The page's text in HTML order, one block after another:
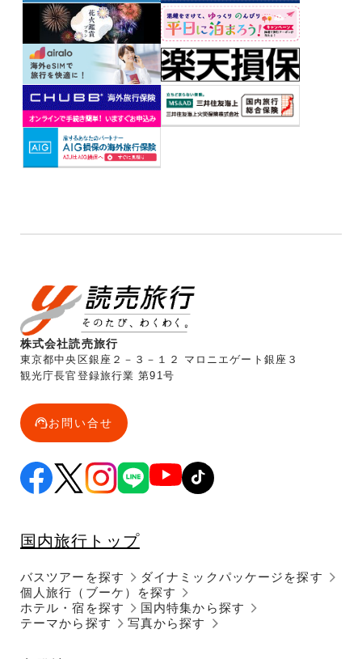
株式会社読売旅行
東京都中央区銀座２－３－１２ マロニエゲート銀座３
観光庁長官登録旅行業 第91号
お問い合せ
国内旅行トップ
バスツアーを探す
個人旅行（ブーケ）を探す
ダイナミックパッケージを探す
ホテル・宿を探す
国内特集から探す
テーマから探す
写真から探す